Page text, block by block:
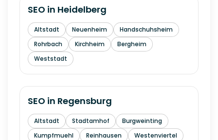
SEO in Heidelberg
Altstadt Neuenheim
Handschuhsheim
Rohrbach
Kirchheim
Bergheim
Weststadt
SEO in Regensburg
Altstadt Stadtamhof
Burgweinting
Kumpfmuehl
Reinhausen
Westenviertel